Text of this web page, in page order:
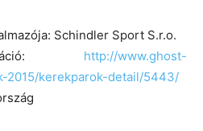
Schindler Sport S.r.o.
http://www.ghost-
2015/kerekparok-detail/5443/